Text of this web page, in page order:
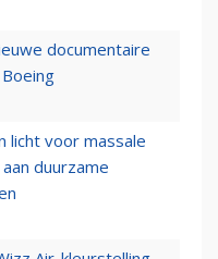
documentaire
licht voor massale
duurzame